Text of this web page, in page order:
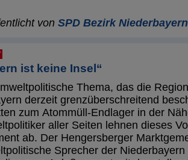
von SPD Bezirk Niederbayern
ist keine Insel“
Thema, das die Region
derzeit grenzüberschreitend
zum Atommüll-Endlager in der
aller Seiten lehnen dieses
ab. Der Hengersberger
Sprecher der